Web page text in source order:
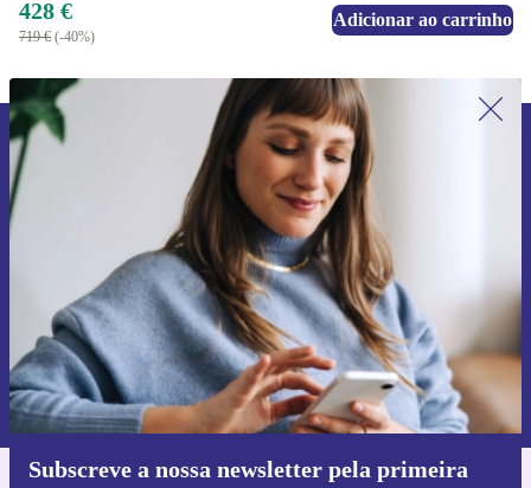
428 €
719 € (-40%)
Adicionar ao carrinho
Subscreve a nossa newsletter pela primeira
Subscreve a nossa newsletter pela
primeira vez e poupa 15€!
Não percas mais nenhuma oferta.
Pedir voucher
Informações sobre o uso de dados pessoais podem ser encontrados na
nossaPolítica de Privacidade